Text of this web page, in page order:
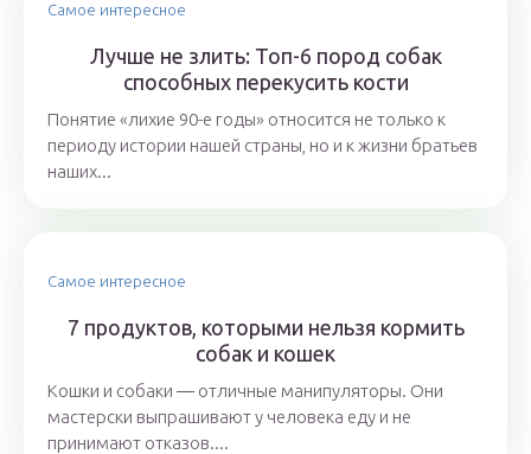
Самое интересное
Лучше не злить: Топ-6 пород собак
способных перекусить кости
Понятие «лихие 90-е годы» относится не только к
периоду истории нашей страны, но и к жизни братьев
наших...
Самое интересное
7 продуктов, которыми нельзя кормить
собак и кошек
Кошки и собаки ― отличные манипуляторы. Они
мастерски выпрашивают у человека еду и не
принимают отказов....